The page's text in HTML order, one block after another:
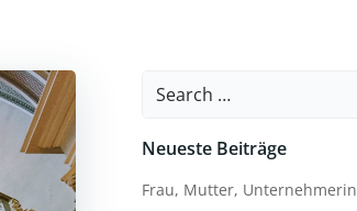
Search
Neueste Beiträge
Frau, Mutter, Unternehmerin